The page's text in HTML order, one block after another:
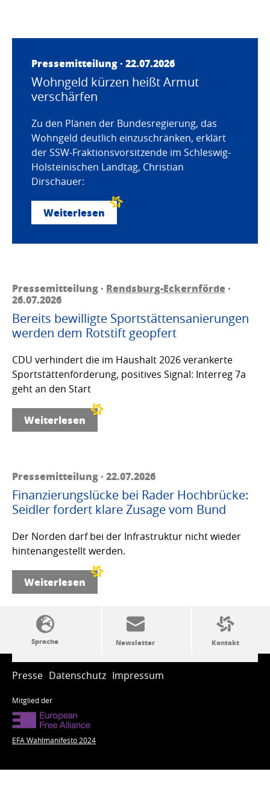
Pressemitteilung · 22.07.2026
Wohngeld kürzen heißt Armut
verschärfen
Zu den Plänen der Bundesregierung, das
Wohngeld deutlich einzuschränken, erklärt
der SSW-Fraktionsvorsitzende im Schleswig-
Holsteinischen Landtag, Christian
Dirschauer:
Weiterlesen
Pressemitteilung · Rendsburg-Eckernförde·
26.07.2026
Bereits bewilligte Sportstättensanierungen
werden dem Rotstift geopfert
CDU verhindert die im Haushalt 2026 verankerte
Sportstättenförderung, positives Signal: Interreg 7a
geht an den Start
Weiterlesen
Pressemitteilung · 22.07.2026
Finanzierungslücke bei Rader Hochbrücke:
Seidler fordert klare Zusage vom Bund
Der Norden darf bei der Infrastruktur nicht wieder
hintenangestellt werden.
Weiterlesen
SSW-Politik von A bis Z
Presse Datenschutz Impressum
Mitglied der
EFA Wahlmanifesto 2024